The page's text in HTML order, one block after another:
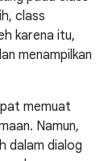
class
karena itu,
menampilkan
memuat
Namun,
dalam dialog